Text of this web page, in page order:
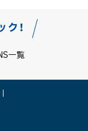
！
一覧